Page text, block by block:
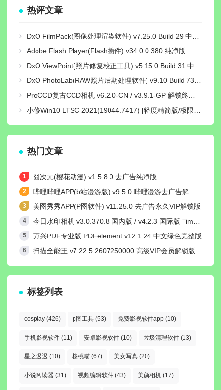
热评文章
DxO FilmPack(图像处理渲染软件) v7.25.0 Build 29 中文绿色激活版
Adobe Flash Player(Flash插件) v34.0.0.380 纯净版
DxO ViewPoint(照片修复校正工具) v5.15.0 Build 31 中文绿色便携版
DxO PhotoLab(RAW照片后期处理软件) v9.10 Build 736 中文激活版
ProCCD复古CCD相机 v6.2.0-CN / v3.9.1-GP 解锁终身pro会员版
小修Win10 LTSC 2021(19044.7417) [轻度精简版/极限精简版]
热门文章
囧次元(樱花动漫) v1.5.8.0 去广告纯净版
哔哩哔哩APP(b站漫游版) v9.5.0 哔哩漫游去广告解除版权受限
美图秀秀APP(P图软件) v11.25.0 去广告永久VIP解锁版
今日水印相机 v3.0.370.8 国内版 / v4.2.3 国际版 Timemark高级VIP会员解锁版
万兴PDF专业版 PDFelement v12.1.24 中文绿色完整版
扫描全能王 v7.22.5.2607250000 高级VIP会员解锁版
标签列表
cosplay (426) p图工具 (53) 免费影视软件app (10)
手机影视软件 (11) 安卓影视软件 (10) 垃圾清理软件 (13)
星之迟迟 (10) 桜桃喵 (67) 美女写真 (20)
小说阅读器 (31) 视频编辑软件 (43) 美颜相机 (17)